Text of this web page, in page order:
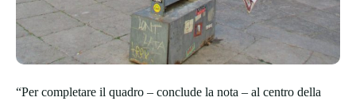
“Per completare il quadro – conclude la nota – al centro della